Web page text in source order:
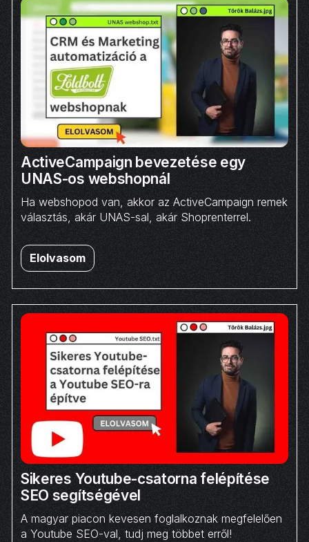
ActiveCampaign bevezetése egy
UNAS-os webshopnál
Ha webshopod van, akkor az ActiveCampaign remek
választás, akár UNAS-sal, akár Shoprenterrel.
Elolvasom
Sikeres Youtube-csatorna felépítése
SEO segítségével
A magyar piacon kevesen foglalkoznak megfelelően
a Youtube SEO-val, tudj meg többet erről!